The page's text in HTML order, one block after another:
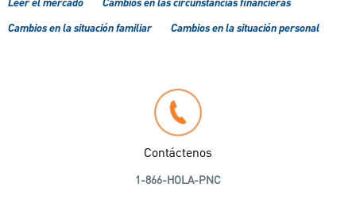
Cambios en la situación familiar
Cambios en la situación personal
Contáctenos
1-866-HOLA-PNC